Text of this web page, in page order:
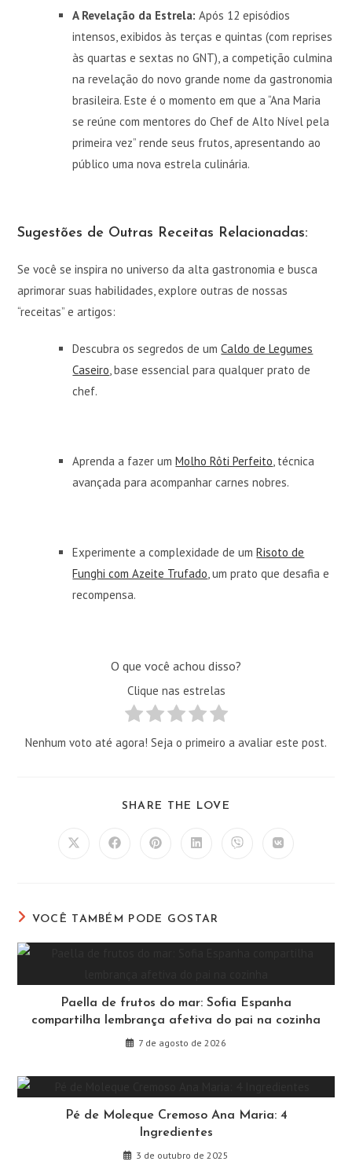
A Revelação da Estrela: Após 12 episódios
intensos, exibidos às terças e quintas (com reprises
às quartas e sextas no GNT), a competição culmina
na revelação do novo grande nome da gastronomia
brasileira. Este é o momento em que a “Ana Maria
se reúne com mentores do Chef de Alto Nível pela
primeira vez” rende seus frutos, apresentando ao
público uma nova estrela culinária.
Sugestões de Outras Receitas Relacionadas:
Se você se inspira no universo da alta gastronomia e busca
aprimorar suas habilidades, explore outras de nossas
“receitas” e artigos:
Descubra os segredos de umCaldo de Legumes
Caseiro , base essencial para qualquer prato de
chef.
Aprenda a fazer umMolho Rôti Perfeito , técnica
avançada para acompanhar carnes nobres.
Experimente a complexidade de umRisoto de
Funghi com Azeite Trufado , um prato que desafia e
recompensa.
O que você achou disso?
Clique nas estrelas
Nenhum voto até agora! Seja o primeiro a avaliar este post.
SHARE THE LOVE
Abre Abre Abre Abre Abre Abre
VOCÊ TAMBÉM PODE GOSTAR
Paella de frutos do mar: Sofia Espanha
compartilha lembrança afetiva do pai na cozinha
7 de agosto de 2026
Pé de Moleque Cremoso Ana Maria: 4
Ingredientes
3 de outubro de 2025